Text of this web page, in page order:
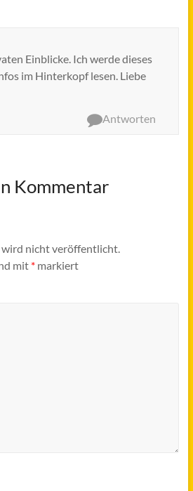
Einblicke. Ich werde dieses
im Hinterkopf lesen. Liebe
Antworten
Kommentar
nicht veröffentlicht.
mit *markiert